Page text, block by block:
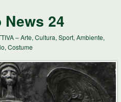
News 24
– Arte, Cultura, Sport, Ambiente,
Costume